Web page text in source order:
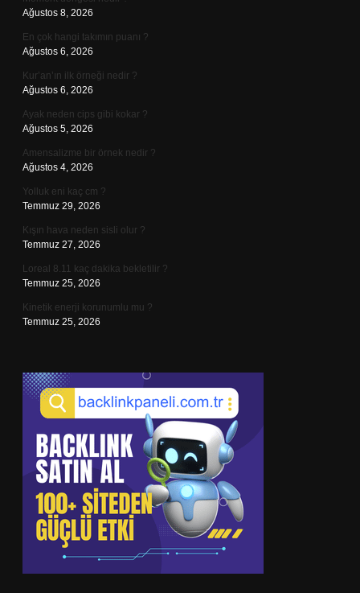
Ağustos 8, 2026
En çok hangi takımın puanı ?
Ağustos 6, 2026
Kur’an’ın ilk örneği nedir ?
Ağustos 6, 2026
Ayak neden cips gibi kokar ?
Ağustos 5, 2026
Amensalizme bir örnek nedir ?
Ağustos 4, 2026
Yolluk eni kaç cm ?
Temmuz 29, 2026
Kışın hava neden sisli olur ?
Temmuz 27, 2026
Loreal 8.11 kaç dakika bekletilir ?
Temmuz 25, 2026
Kinetik enerji korunumlu mu ?
Temmuz 25, 2026